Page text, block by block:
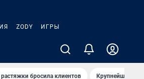
ZODY ИГРЫ
бросила клиентов Крупнейшие